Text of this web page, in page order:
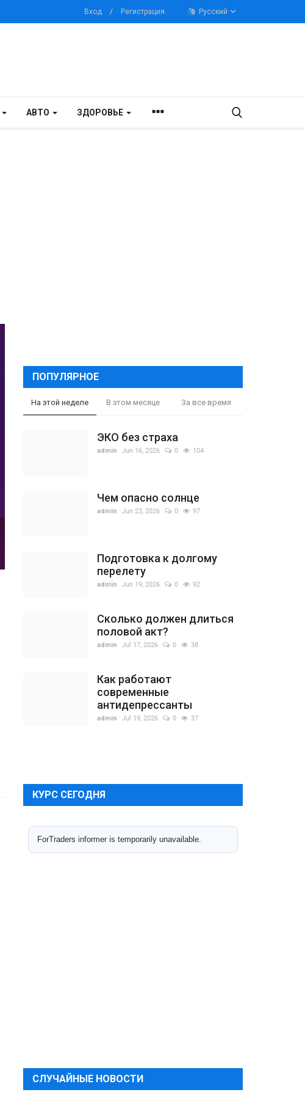
Вход / Регистрация Русский
АВТО ЗДОРОВЬЕ
ПОПУЛЯРНОЕ
На этой неделе В этом месяце За все время
ЭКО без страха
admin Jun 16, 2026 0 104
Чем опасно солнце
admin Jun 23, 2026 0 97
Подготовка к долгому
перелету
admin Jun 19, 2026 0 92
Сколько должен длиться
половой акт?
admin Jul 17, 2026 0 38
Как работают
современные
антидепрессанты
admin Jul 19, 2026 0 37
КУРС СЕГОДНЯ
СЛУЧАЙНЫЕ НОВОСТИ